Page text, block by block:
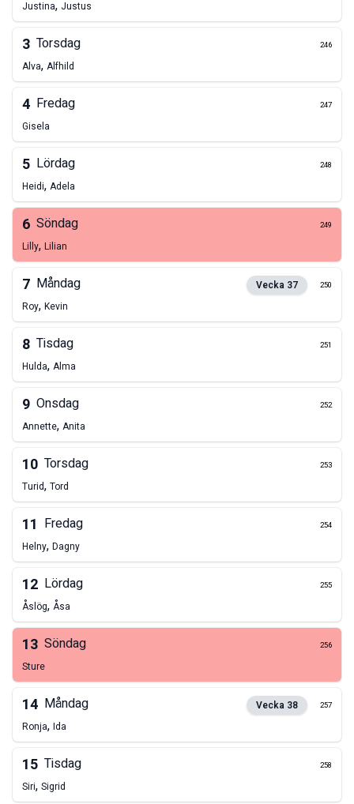
Justina, Justus
3 Torsdag 246
Alva, Alfhild
4 Fredag 247
Gisela
5 Lördag 248
Heidi, Adela
6 Söndag 249
Lilly, Lilian
7 Måndag Vecka 37 250
Roy, Kevin
8 Tisdag 251
Hulda, Alma
9 Onsdag 252
Annette, Anita
10 Torsdag 253
Turid, Tord
11 Fredag 254
Helny, Dagny
12 Lördag 255
Åslög, Åsa
13 Söndag 256
Sture
14 Måndag Vecka 38 257
Ronja, Ida
15 Tisdag 258
Siri, Sigrid